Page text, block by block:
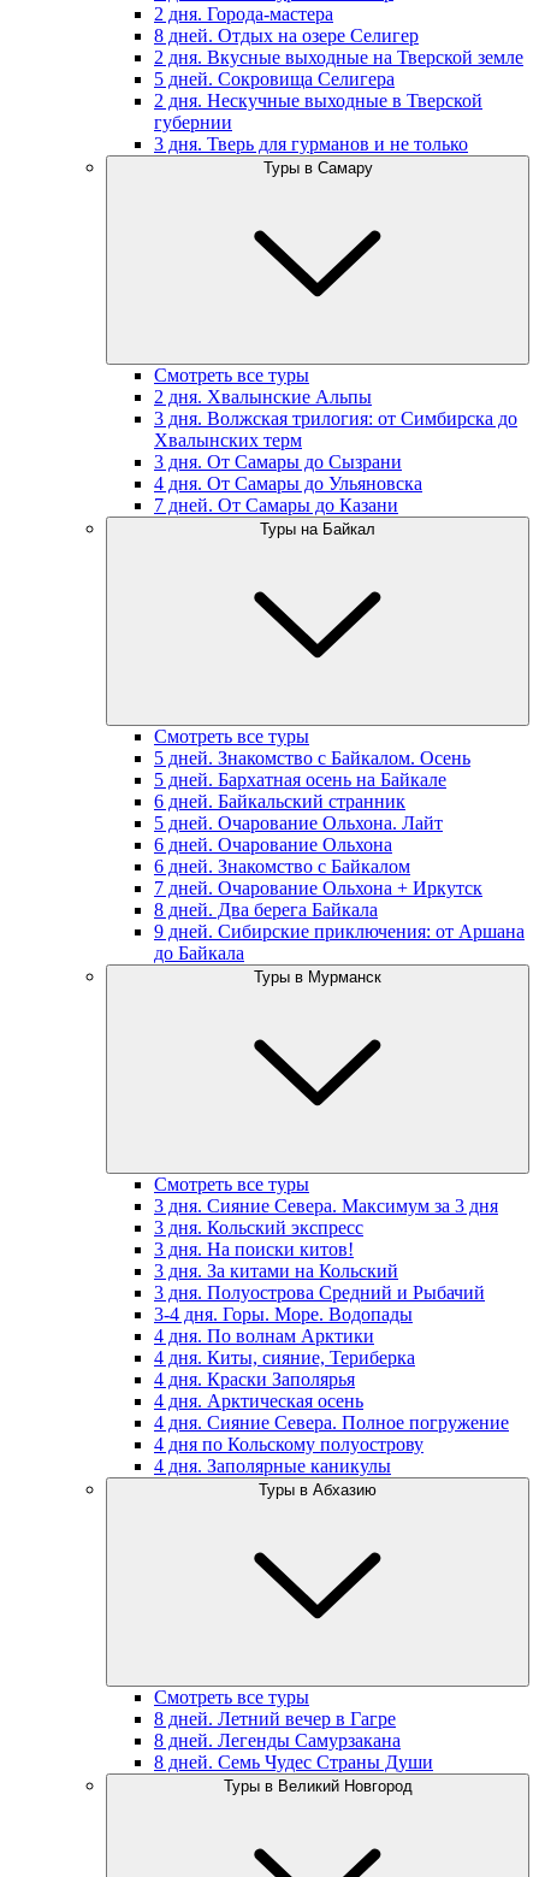
2 дня. Города-мастера
8 дней. Отдых на озере Селигер
2 дня. Вкусные выходные на Тверской земле
5 дней. Сокровища Селигера
2 дня. Нескучные выходные в Тверской
губернии
3 дня. Тверь для гурманов и не только
Туры в Самару
Смотреть все туры
2 дня. Хвалынские Альпы
3 дня. Волжская трилогия: от Симбирска до
Хвалынских терм
3 дня. От Самары до Сызрани
4 дня. От Самары до Ульяновска
7 дней. От Самары до Казани
Туры на Байкал
Смотреть все туры
5 дней. Знакомство с Байкалом. Осень
5 дней. Бархатная осень на Байкале
6 дней. Байкальский странник
5 дней. Очарование Ольхона. Лайт
6 дней. Очарование Ольхона
6 дней. Знакомство с Байкалом
7 дней. Очарование Ольхона + Иркутск
8 дней. Два берега Байкала
9 дней. Сибирские приключения: от Аршана
до Байкала
Туры в Мурманск
Смотреть все туры
3 дня. Сияние Севера. Максимум за 3 дня
3 дня. Кольский экспресс
3 дня. На поиски китов!
3 дня. За китами на Кольский
3 дня. Полуострова Средний и Рыбачий
3-4 дня. Горы. Море. Водопады
4 дня. По волнам Арктики
4 дня. Киты, сияние, Териберка
4 дня. Краски Заполярья
4 дня. Арктическая осень
4 дня. Сияние Севера. Полное погружение
4 дня по Кольскому полуострову
4 дня. Заполярные каникулы
Туры в Абхазию
Смотреть все туры
8 дней. Летний вечер в Гагре
8 дней. Легенды Самурзакана
8 дней. Семь Чудес Страны Души
Туры в Великий Новгород